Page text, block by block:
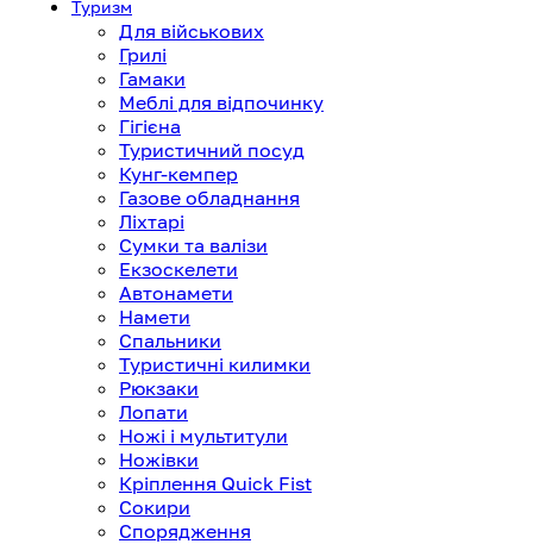
Туризм
Для військових
Грилі
Гамаки
Меблі для відпочинку
Гігієна
Туристичний посуд
Кунг-кемпер
Газове обладнання
Ліхтарі
Сумки та валізи
Екзоскелети
Автонамети
Намети
Спальники
Туристичні килимки
Рюкзаки
Лопати
Ножі і мультитули
Ножівки
Кріплення Quick Fist
Сокири
Спорядження